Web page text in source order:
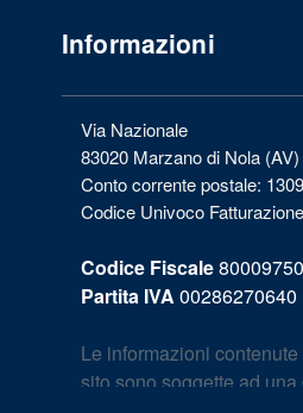
Informazioni
Via Nazionale
83020 Marzano di Nola (AV)
Conto corrente postale:
Codice Univoco
Codice Fiscale
Partita IVA 00286270640
Le informazioni
sito sono soggette ad una